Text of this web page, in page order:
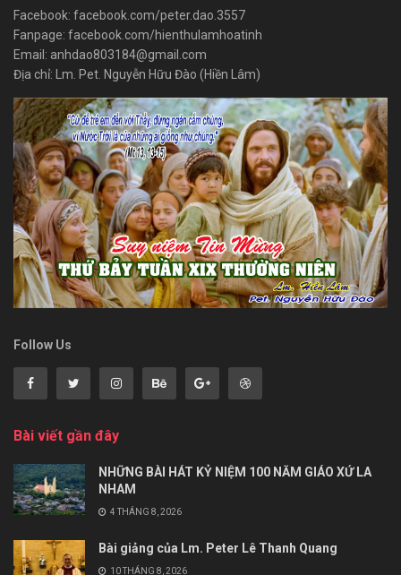
Facebook: facebook.com/peter.dao.3557
Fanpage: facebook.com/hienthulamhoatinh
Email: anhdao803184@gmail.com
Địa chỉ: Lm. Pet. Nguyễn Hữu Đào (Hiền Lâm)
Follow Us
Bài viết gần đây
NHỮNG BÀI HÁT KỶ NIỆM 100 NĂM GIÁO XỨ LA
NHAM
4 THÁNG 8, 2026
Bài giảng của Lm. Peter Lê Thanh Quang
10 THÁNG 8, 2026